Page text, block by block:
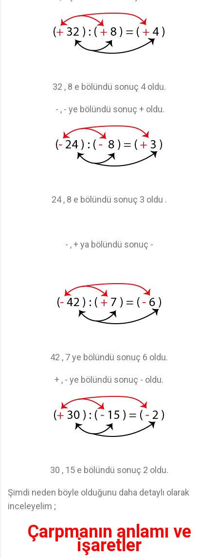
32 , 8 e bölündü sonuç 4 oldu.
- , - ye bölündü sonuç + oldu.
24 , 8 e bölündü sonuç 3 oldu .
- , + ya bölündü sonuç -
42 , 7 ye bölündü sonuç 6 oldu.
+ , - ye bölündü sonuç - oldu.
30 , 15 e bölündü sonuç 2 oldu.
Şimdi neden böyle olduğunu daha detaylı olarak
inceleyelim ;
Çarpmanın anlamı ve
işaretler